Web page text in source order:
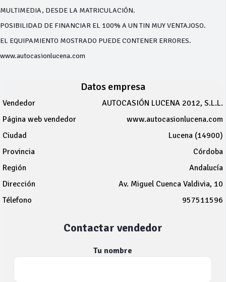
MULTIMEDIA, DESDE LA MATRICULACIÓN.
POSIBILIDAD DE FINANCIAR EL 100% A UN TIN MUY VENTAJOSO.
EL EQUIPAMIENTO MOSTRADO PUEDE CONTENER ERRORES.
www.autocasionlucena.com
Datos empresa
Vendedor
AUTOCASIÓN LUCENA 2012, S.L.L.
Página web vendedor
www.autocasionlucena.com
Ciudad
Lucena (14900)
Provincia
Córdoba
Región
Andalucía
Dirección
Av. Miguel Cuenca Valdivia, 10
Télefono
957511596
Contactar vendedor
Tu nombre